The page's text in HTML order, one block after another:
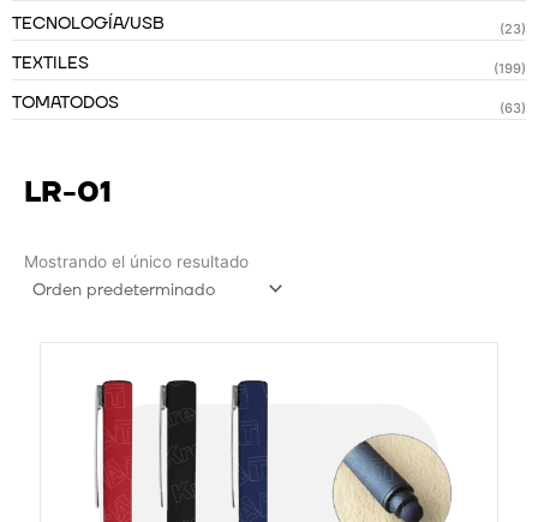
TECNOLOGÍA/USB (23)
TEXTILES (199)
TOMATODOS (63)
LR-01
Mostrando el único resultado